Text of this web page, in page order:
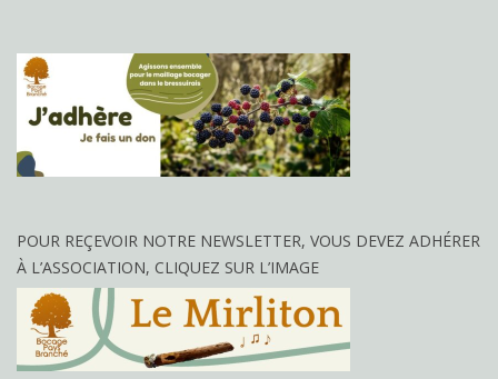
POUR REÇEVOIR NOTRE NEWSLETTER, VOUS DEVEZ ADHÉRER
À L’ASSOCIATION, CLIQUEZ SUR L’IMAGE